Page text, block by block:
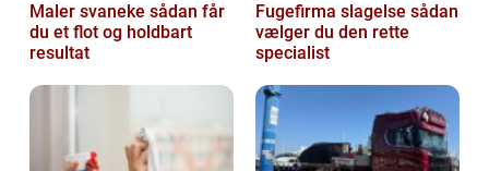
Maler svaneke sådan får
du et flot og holdbart
resultat
Fugefirma slagelse sådan
vælger du den rette
specialist